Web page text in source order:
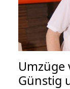
Umzüge
Günstig